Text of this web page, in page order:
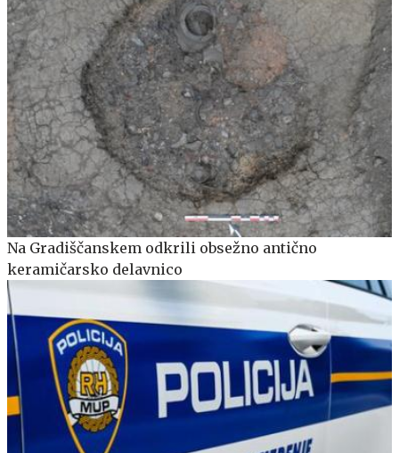
Na Gradiščanskem odkrili obsežno antično
keramičarsko delavnico